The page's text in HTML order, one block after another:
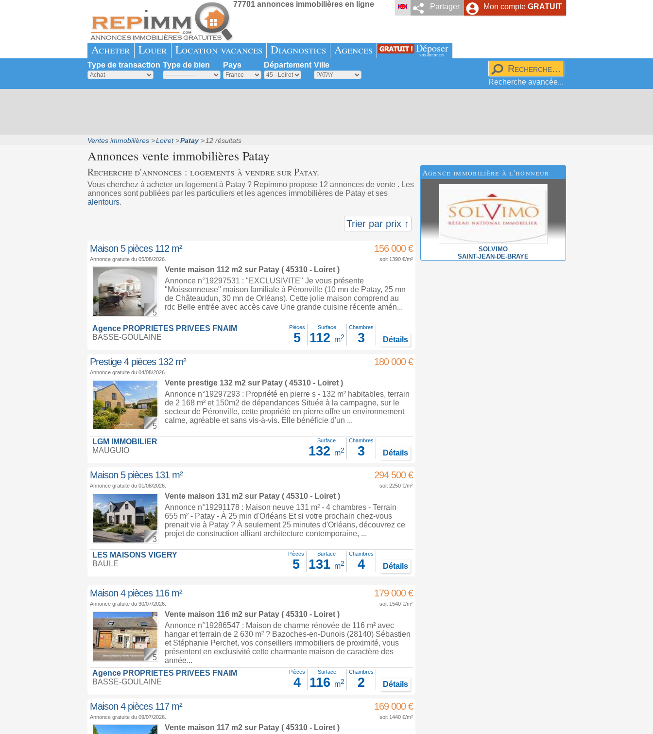
Mon compte GRATUIT
Partager
77701 annonces immobilières en ligne
Acheter Louer Location vacances Diagnostics Agences Déposer
vos annonces
Type de transaction Type de bien Pays Département Ville
Recherche avancée...
Ventes immobilières Loiret Patay 12 résultats
Annonces vente immobilières Patay
Recherche d'annonces : logements à vendre sur Patay.
Vous cherchez à acheter un logement à Patay ? Repimmo propose 12 annonces de vente . Les
annonces sont publiées par les particuliers et les agences immobilières de Patay et ses
alentours.
Trier par prix ↑
Maison 5 pièces 112 m² 156 000 €
Annonce gratuite du 05/08/2026. soit 1390 €/m²
5
Vente maison 112 m2 sur Patay( 45310 - Loiret )
Annonce n°19297531 : "EXCLUSIVITE" Je vous présente
"Moissonneuse" maison familiale à Péronville (10 mn de Patay, 25 mn
de Châteaudun, 30 mn de Orléans). Cette jolie maison comprend au
rdc Belle entrée avec accès cave Une grande cuisine récente amén...
Agence PROPRIETES PRIVEES FNAIM
BASSE-GOULAINE
Pièces
5
Surface
112 m2
Chambres
3 Détails
Prestige 4 pièces 132 m² 180 000 €
Annonce gratuite du 04/08/2026.
5
Vente prestige 132 m2 sur Patay( 45310 - Loiret )
Annonce n°19297293 : Propriété en pierre s - 132 m² habitables, terrain
de 2 168 m² et 150m2 de dépendances Située à la campagne, sur le
secteur de Péronville, cette propriété en pierre offre un environnement
calme, agréable et sans vis-à-vis. Elle bénéficie d'un ...
LGM IMMOBILIER
MAUGUIO
Surface
132 m2
Chambres
3 Détails
Maison 5 pièces 131 m² 294 500 €
Annonce gratuite du 01/08/2026. soit 2250 €/m²
3
Vente maison 131 m2 sur Patay( 45310 - Loiret )
Annonce n°19291178 : Maison neuve 131 m² - 4 chambres - Terrain
655 m² - Patay - À 25 min d'Orléans Et si votre prochain chez-vous
prenait vie à Patay ? À seulement 25 minutes d'Orléans, découvrez ce
projet de construction alliant architecture contemporaine, ...
LES MAISONS VIGERY
BAULE
Pièces
5
Surface
131 m2
Chambres
4 Détails
Maison 4 pièces 116 m² 179 000 €
Annonce gratuite du 30/07/2026. soit 1540 €/m²
5
Vente maison 116 m2 sur Patay( 45310 - Loiret )
Annonce n°19286547 : Maison de charme rénovée de 116 m² avec
hangar et terrain de 2 630 m² ? Bazoches-en-Dunois (28140) Sébastien
et Stéphanie Perchet, vos conseillers immobiliers de proximité, vous
présentent en exclusivité cette charmante maison de caractère des
année...
Agence PROPRIETES PRIVEES FNAIM
BASSE-GOULAINE
Pièces
4
Surface
116 m2
Chambres
2 Détails
Maison 4 pièces 117 m² 169 000 €
Annonce gratuite du 09/07/2026. soit 1440 €/m²
Vente maison 117 m2 sur Patay( 45310 - Loiret )
Agence immobilière à l'honneur
SOLVIMO
SAINT-JEAN-DE-BRAYE